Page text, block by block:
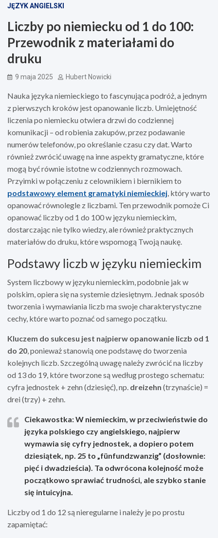
JĘZYK ANGIELSKI
Liczby po niemiecku od 1 do 100:
Przewodnik z materiałami do
druku
9 maja 2025 Hubert Nowicki
Nauka języka niemieckiego to fascynująca podróż, a jednym
z pierwszych kroków jest opanowanie liczb. Umiejętność
liczenia po niemiecku otwiera drzwi do codziennej
komunikacji – od robienia zakupów, przez podawanie
numerów telefonów, po określanie czasu czy dat. Warto
również zwrócić uwagę na inne aspekty gramatyczne, które
mogą być równie istotne w codziennych rozmowach.
Przyimki w połączeniu z celownikiem i biernikiem to
podstawowy element gramatyki niemieckiej , który warto
opanować równolegle z liczbami. Ten przewodnik pomoże Ci
opanować liczby od 1 do 100 w języku niemieckim,
dostarczając nie tylko wiedzy, ale również praktycznych
materiałów do druku, które wspomogą Twoją naukę.
Podstawy liczb w języku niemieckim
System liczbowy w języku niemieckim, podobnie jak w
polskim, opiera się na systemie dziesiętnym. Jednak sposób
tworzenia i wymawiania liczb ma swoje charakterystyczne
cechy, które warto poznać od samego początku.
Kluczem do sukcesu jest najpierw opanowanie liczb od 1
do 20 , ponieważ stanowią one podstawę do tworzenia
kolejnych liczb. Szczególną uwagę należy zwrócić na liczby
od 13 do 19, które tworzone są według prostego schematu:
cyfra jednostek + zehn (dziesięć), np. dreizehn (trzynaście) =
drei (trzy) + zehn.
Ciekawostka: W niemieckim, w przeciwieństwie do
języka polskiego czy angielskiego, najpierw
wymawia się cyfry jednostek, a dopiero potem
dziesiątek, np. 25 to „fünfundzwanzig” (dosłownie:
pięć i dwadzieścia). Ta odwrócona kolejność może
początkowo sprawiać trudności, ale szybko stanie
się intuicyjna.
Liczby od 1 do 12 są nieregularne i należy je po prostu
zapamiętać: